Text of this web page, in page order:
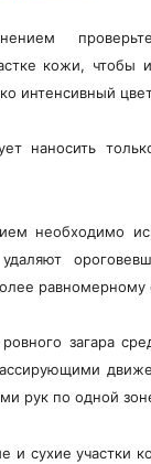
кожи, чтобы
интенсивный
наносить
необходимо
равномерному
загара
рук по одной
и сухие участки